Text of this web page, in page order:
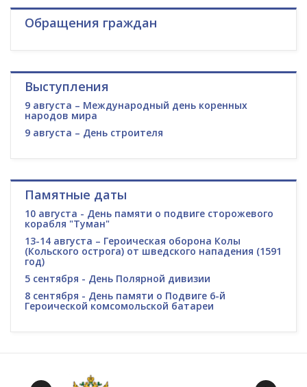
Обращения граждан
Выступления
9 августа – Международный день коренных
народов мира
9 августа – День строителя
Памятные даты
10 августа - День памяти о подвиге сторожевого
корабля "Туман"
13-14 августа – Героическая оборона Колы
(Кольского острога) от шведского нападения (1591
год)
5 сентября - День Полярной дивизии
8 сентября - День памяти о Подвиге 6-й
Героической комсомольской батареи